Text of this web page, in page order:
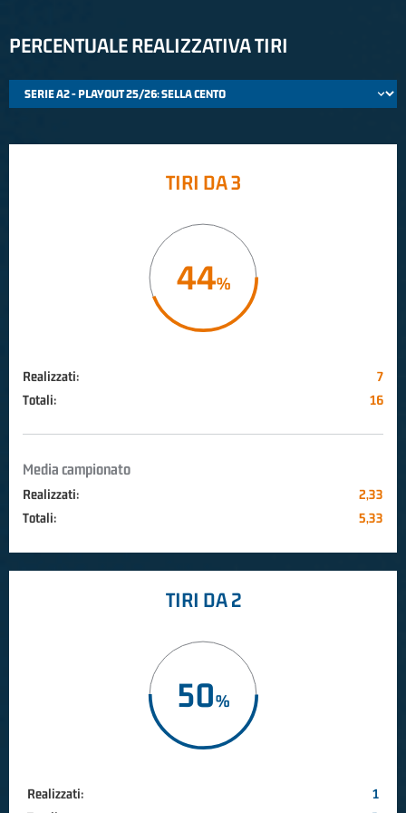
PERCENTUALE REALIZZATIVA TIRI
TIRI DA 3
44
Realizzati:
7
Totali:
16
Media campionato
Realizzati:
2,33
Totali:
5,33
TIRI DA 2
50
Realizzati:
1